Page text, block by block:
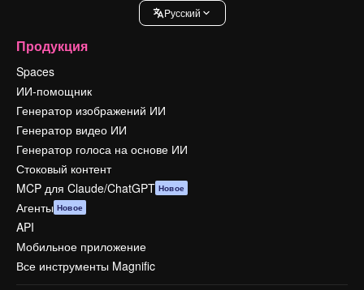
Pусский
Продукция
Spaces
ИИ-помощник
Генератор изображений ИИ
Генератор видео ИИ
Генератор голоса на основе ИИ
Стоковый контент
MCP для Claude/ChatGPT Новое
Агенты Новое
API
Мобильное приложение
Все инструменты Magnific